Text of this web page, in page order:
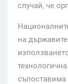
случай, че
на
съпоставима